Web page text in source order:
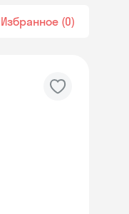
Избранное 0